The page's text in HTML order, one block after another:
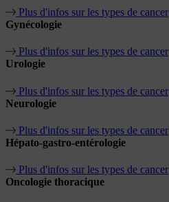
Plus d'infos sur les types de cancer
Gynécologie
Plus d'infos sur les types de cancer
Urologie
Plus d'infos sur les types de cancer
Neurologie
Plus d'infos sur les types de cancer
Hépato-gastro-entérologie
Plus d'infos sur les types de cancer
Oncologie thoracique